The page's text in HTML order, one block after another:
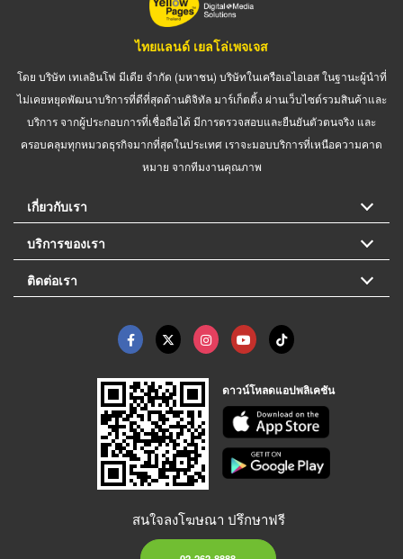
ไทยแลนด์ เยลโล่เพจเจส
โดย บริษัท เทเลอินโฟ มีเดีย จำกัด (มหาชน) บริษัทในเครือเอไอเอส ในฐานะผู้นำที่
ไม่เคยหยุดพัฒนาบริการที่ดีที่สุดด้านดิจิทัล มาร์เก็ตติ้ง ผ่านเว็บไซต์รวมสินค้าและ
บริการ จากผู้ประกอบการที่เชื่อถือได้ มีการตรวจสอบและยืนยันตัวตนจริง และ
ครอบคลุมทุกหมวดธุรกิจมากที่สุดในประเทศ เราจะมอบบริการที่เหนือความคาด
หมาย จากทีมงานคุณภาพ
เกี่ยวกับเรา
บริการของเรา
ติดต่อเรา
ดาวน์โหลดแอปพลิเคชัน
สนใจลงโฆษณา ปรึกษาฟรี